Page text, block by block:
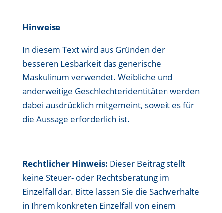
Hinweise
In diesem Text wird aus Gründen der
besseren Lesbarkeit das generische
Maskulinum verwendet. Weibliche und
anderweitige Geschlechteridentitäten werden
dabei ausdrücklich mitgemeint, soweit es für
die Aussage erforderlich ist.
Rechtlicher Hinweis: Dieser Beitrag stellt
keine Steuer- oder Rechtsberatung im
Einzelfall dar. Bitte lassen Sie die Sachverhalte
in Ihrem konkreten Einzelfall von einem